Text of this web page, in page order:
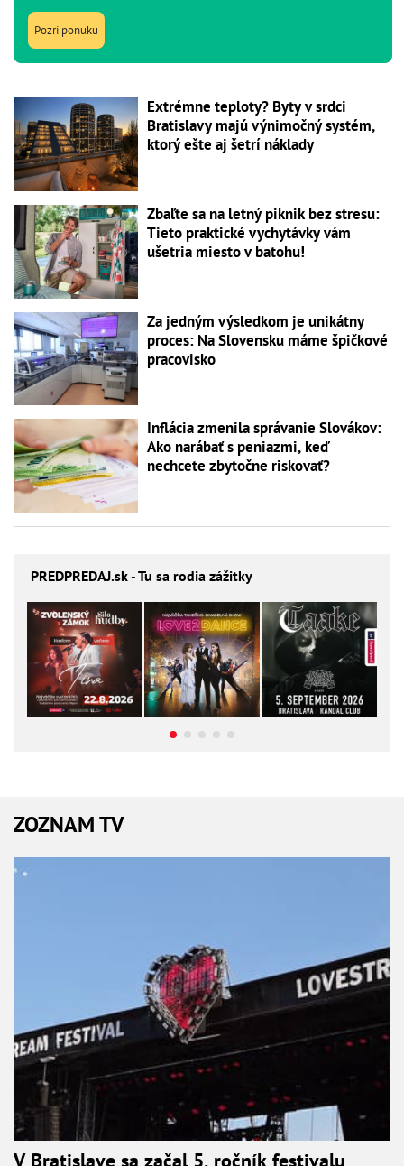
Pozri ponuku
Extrémne teploty? Byty v srdci
Bratislavy majú výnimočný systém,
ktorý ešte aj šetrí náklady
Zbaľte sa na letný piknik bez stresu:
Tieto praktické vychytávky vám
ušetria miesto v batohu!
Za jedným výsledkom je unikátny
proces: Na Slovensku máme špičkové
pracovisko
Inflácia zmenila správanie Slovákov:
Ako narábať s peniazmi, keď
nechcete zbytočne riskovať?
PREDPREDAJ.sk - Tu sa rodia zážitky
ZOZNAM TV
V Bratislave sa začal 5. ročník festivalu